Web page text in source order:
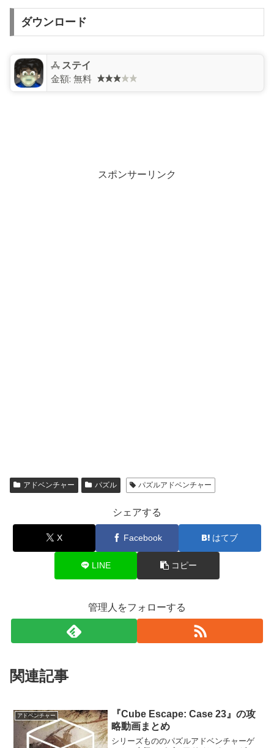
ダウンロード
ステイ
金額: 無料
スポンサーリンク
アドベンチャー パズル パズルアドベンチャー
シェアする
X Facebook はてブ
LINE コピー
管理人をフォローする
関連記事
アドベンチャー
『Cube Escape: Case 23』の攻
略動画まとめ
シリーズもののパズルアドベンチャーゲ